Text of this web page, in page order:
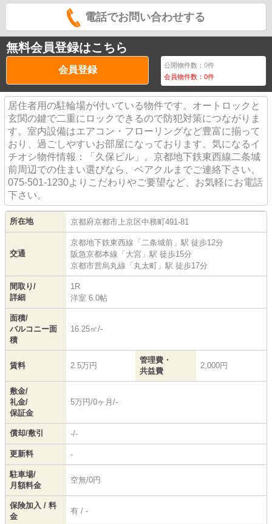
電話でお問い合わせする
無料会員登録はこちら
会員登録 公開物件数：0件
会員物件数：0件
居住者用の駐輪場が付いている物件です。オートロックと
玄関の鍵で二重にロックできるので防犯対策につながりま
す。室内設備はエアコン・フローリングなど豊富に揃って
おり、過ごしやすいお部屋になっております。気になるイ
チオシ物件情報：「久保ビル」。京都地下鉄東西線二条城
前周辺での住まい選びなら、ベアクルまでご連絡下さい。
075-501-1230よりこだわりやご要望など、お気軽にお電話
下さい。
所在地 京都府京都市上京区中務町491-81
交通
京都地下鉄東西線 「 二条城前 」駅 徒歩12分
阪急京都本線 「 大宮 」駅 徒歩15分
京都市営烏丸線 「 丸太町 」駅 徒歩17分
間取り/
詳細
1R
洋室 6.0帖
面積/
バルコニー面
積
16.25㎡/-
賃料 2.5万円
管理費・
共益費
2,000円
敷金/
礼金/
保証金
5万円/0ヶ月/-
償却/敷引 -/-
更新料 -
駐車場/
月額料金
空無/0円
保険加入 / 料
金
有 / -